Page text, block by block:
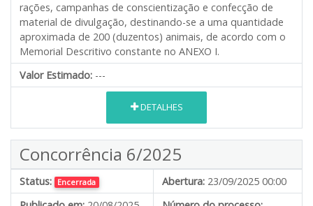
rações, campanhas de conscientização e confecção de
material de divulgação, destinando-se a uma quantidade
aproximada de 200 (duzentos) animais, de acordo com o
Memorial Descritivo constante no ANEXO I.
Valor Estimado: ---
DETALHES
Concorrência 6/2025
Status: Encerrada Abertura: 23/09/2025 00:00